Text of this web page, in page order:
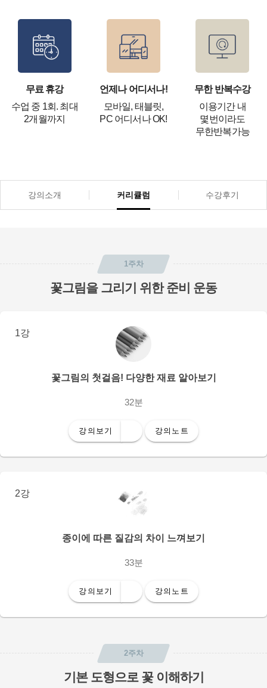
무료 휴강
수업 중 1회. 최대
2개월까지
언제나 어디서나!
모바일, 태블릿,
PC 어디서나 OK!
무한 반복수강
이용기간 내
몇번이라도
무한반복가능
강의소개 커리큘럼 수강후기
1주차
꽃그림을 그리기 위한 준비 운동
1강
꽃그림의 첫걸음! 다양한 재료 알아보기
32분
강의보기 강의노트
2강
종이에 따른 질감의 차이 느껴보기
33분
강의보기 강의노트
2주차
기본 도형으로 꽃 이해하기